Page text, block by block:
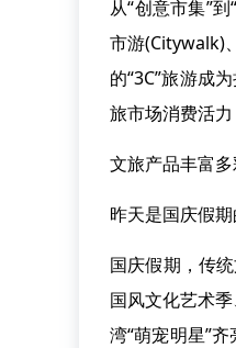
从“创意市集”
市游
的“3C”旅游成
旅市场消费活力
文旅产品丰富
昨天是国庆假
国庆假期，传
国风文化艺术
湾“萌宠明星”